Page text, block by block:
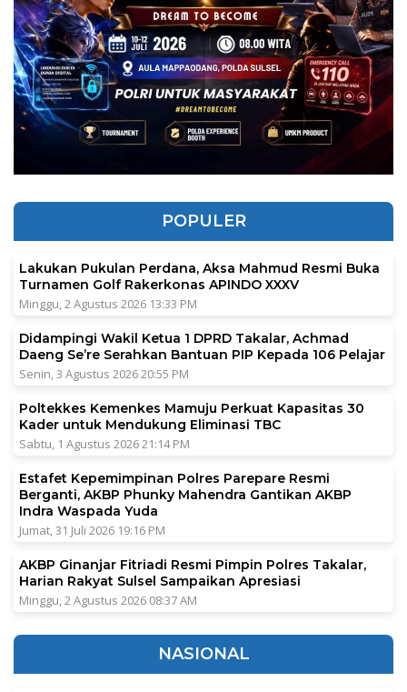
POPULER
Lakukan Pukulan Perdana, Aksa Mahmud Resmi Buka
Turnamen Golf Rakerkonas APINDO XXXV
Minggu, 2 Agustus 2026 13:33 PM
Didampingi Wakil Ketua 1 DPRD Takalar, Achmad
Daeng Se’re Serahkan Bantuan PIP Kepada 106 Pelajar
Senin, 3 Agustus 2026 20:55 PM
Poltekkes Kemenkes Mamuju Perkuat Kapasitas 30
Kader untuk Mendukung Eliminasi TBC
Sabtu, 1 Agustus 2026 21:14 PM
Estafet Kepemimpinan Polres Parepare Resmi
Berganti, AKBP Phunky Mahendra Gantikan AKBP
Indra Waspada Yuda
Jumat, 31 Juli 2026 19:16 PM
AKBP Ginanjar Fitriadi Resmi Pimpin Polres Takalar,
Harian Rakyat Sulsel Sampaikan Apresiasi
Minggu, 2 Agustus 2026 08:37 AM
NASIONAL